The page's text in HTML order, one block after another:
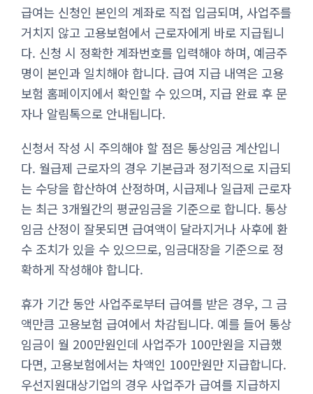
급여는 신청인 본인의 계좌로 직접 입금되며, 사업주를
거치지 않고 고용보험에서 근로자에게 바로 지급됩니
다. 신청 시 정확한 계좌번호를 입력해야 하며, 예금주
명이 본인과 일치해야 합니다. 급여 지급 내역은 고용
보험 홈페이지에서 확인할 수 있으며, 지급 완료 후 문
자나 알림톡으로 안내됩니다.
신청서 작성 시 주의해야 할 점은 통상임금 계산입니
다. 월급제 근로자의 경우 기본급과 정기적으로 지급되
는 수당을 합산하여 산정하며, 시급제나 일급제 근로자
는 최근 3개월간의 평균임금을 기준으로 합니다. 통상
임금 산정이 잘못되면 급여액이 달라지거나 사후에 환
수 조치가 있을 수 있으므로, 임금대장을 기준으로 정
확하게 작성해야 합니다.
휴가 기간 동안 사업주로부터 급여를 받은 경우, 그 금
액만큼 고용보험 급여에서 차감됩니다. 예를 들어 통상
임금이 월 200만원인데 사업주가 100만원을 지급했
다면, 고용보험에서는 차액인 100만원만 지급합니다.
우선지원대상기업의 경우 사업주가 급여를 지급하지